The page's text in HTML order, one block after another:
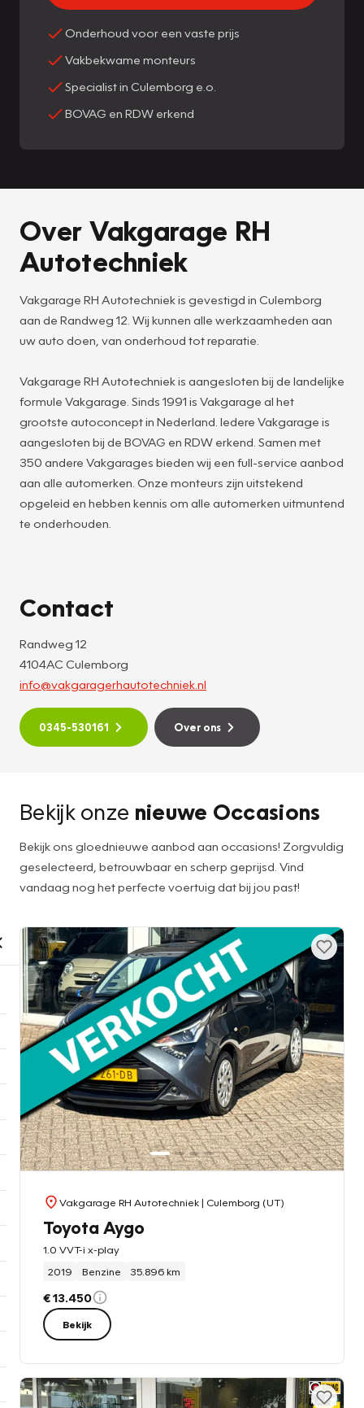
Onderhoud voor een vaste prijs
Vakbekwame monteurs
Specialist in Culemborg e.o.
BOVAG en RDW erkend
Over Vakgarage RH
Autotechniek
Vakgarage RH Autotechniek is gevestigd in Culemborg
aan de Randweg 12. Wij kunnen alle werkzaamheden aan
uw auto doen, van onderhoud tot reparatie.
Vakgarage RH Autotechniek is aangesloten bij de landelijke
formule Vakgarage. Sinds 1991 is Vakgarage al het
grootste autoconcept in Nederland. Iedere Vakgarage is
aangesloten bij de BOVAG en RDW erkend. Samen met
350 andere Vakgarages bieden wij een full-service aanbod
aan alle automerken. Onze monteurs zijn uitstekend
opgeleid en hebben kennis om alle automerken uitmuntend
te onderhouden.
Contact
Randweg 12
4104AC Culemborg
info@vakgaragerhautotechniek.nl
0345-530161 Over ons
Bekijk onze nieuwe Occasions
Bekijk ons gloednieuwe aanbod aan occasions! Zorgvuldig
geselecteerd, betrouwbaar en scherp geprijsd. Vind
vandaag nog het perfecte voertuig dat bij jou past!
Vakgarage RH Autotechniek| Culemborg (UT)
Toyota Aygo
1.0 VVT-i x-play
2019
Benzine 35.896 km
€ 13.450
Bekijk